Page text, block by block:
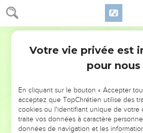
Deutéronome 18
Dieu, ne t'a pas permis d'agir ainsi.
15 L'Éternel, ton Dieu, te suscitera un
du milieu de toi, d'entre tes frères ;
vous l'écouterez, selon tout ce que
l'Éternel, ton Dieu, à Horeb, le jour de
disant : Que je n'entende plus la voix
pas.
Et l'Éternel me dit : Ils ont bien dit
Je leur susciterai un prophète
Votre vie privée est
pour nous
En cliquant sur le bouton « Accepter
acceptez que TopChrétien utilise des
cookies ou l'identifiant unique de votre
traite vos données à caractère
données de navigation et les